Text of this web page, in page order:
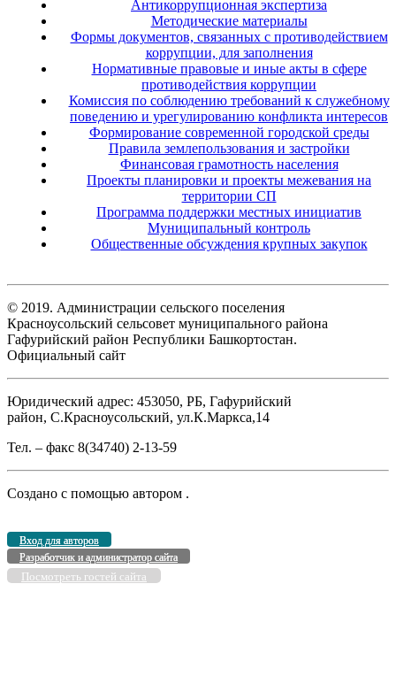
Антикоррупционная экспертиза
Методические материалы
Формы документов, связанных с противодействием
коррупции, для заполнения
Нормативные правовые и иные акты в сфере
противодействия коррупции
Комиссия по соблюдению требований к служебному
поведению и урегулированию конфликта интересов
Формирование современной городской среды
Правила землепользования и застройки
Финансовая грамотность населения
Проекты планировки и проекты межевания на
территории СП
Программа поддержки местных инициатив
Муниципальный контроль
Общественные обсуждения крупных закупок
© 2019. Администрации сельского поселения
Красноусольский сельсовет муниципального района
Гафурийский район Республики Башкортостан.
Официальный сайт
Юридический адрес: 453050, РБ, Гафурийский
район, С.Красноусольский, ул.К.Маркса,14
Тел. – факс 8(34740) 2-13-59
Создано с помощью автором .
Вход для авторов
Разработчик и администратор сайта
Посмотреть гостей сайта